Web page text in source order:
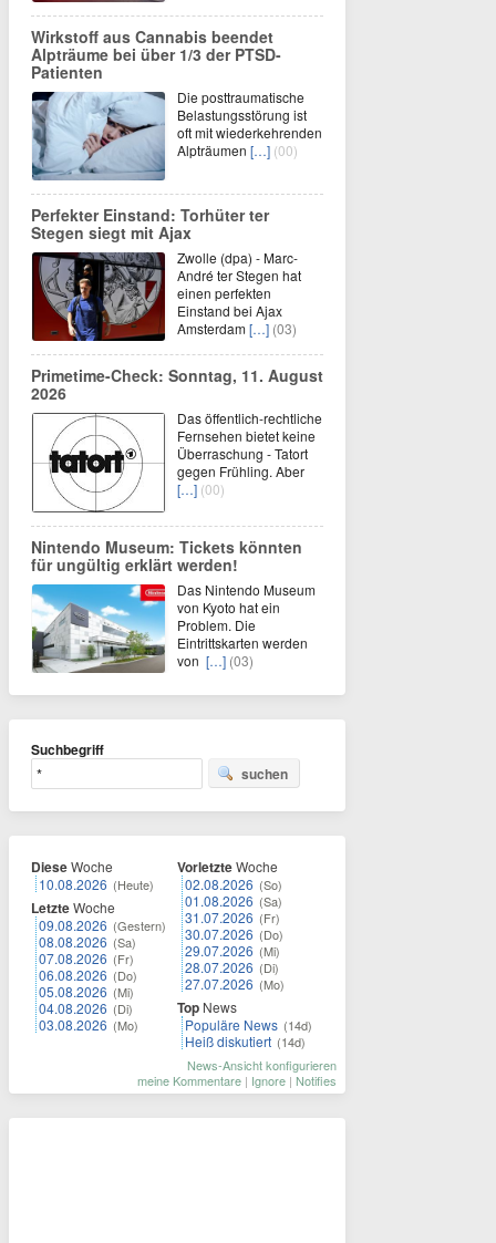
Wirkstoff aus Cannabis beendet
Alpträume bei über 1/3 der PTSD-
Patienten
Die posttraumatische
Belastungsstörung ist
oft mit wiederkehrenden
Alpträumen […] (00)
Perfekter Einstand: Torhüter ter
Stegen siegt mit Ajax
Zwolle (dpa) - Marc-
André ter Stegen hat
einen perfekten
Einstand bei Ajax
Amsterdam[…] (03)
Primetime-Check: Sonntag, 11. August
2026
Das öffentlich-rechtliche
Fernsehen bietet keine
Überraschung - Tatort
gegen Frühling. Aber
[…] (00)
Nintendo Museum: Tickets könnten
für ungültig erklärt werden!
Das Nintendo Museum
von Kyoto hat ein
Problem. Die
Eintrittskarten werden
von […] (03)
Suchbegriff
suchen
DieseWoche
10.08.2026 (Heute)
LetzteWoche
09.08.2026 (Gestern)
08.08.2026 (Sa)
07.08.2026 (Fr)
06.08.2026 (Do)
05.08.2026 (Mi)
04.08.2026 (Di)
03.08.2026 (Mo)
VorletzteWoche
02.08.2026 (So)
01.08.2026 (Sa)
31.07.2026 (Fr)
30.07.2026 (Do)
29.07.2026 (Mi)
28.07.2026 (Di)
27.07.2026 (Mo)
Top News
Populäre News (14d)
Heiß diskutiert (14d)
News-Ansicht konfigurieren
meine Kommentare | Ignore | Notifies